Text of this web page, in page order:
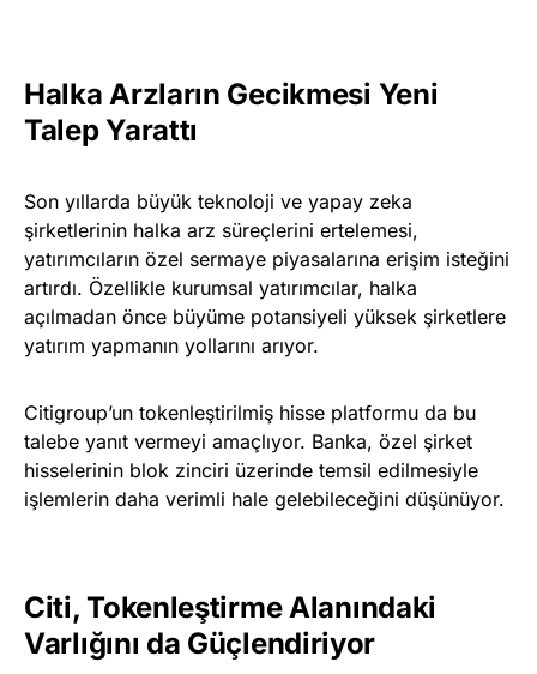
Halka Arzların Gecikmesi Yeni
Talep Yarattı
Son yıllarda büyük teknoloji ve yapay zeka
şirketlerinin halka arz süreçlerini ertelemesi,
yatırımcıların özel sermaye piyasalarına erişim isteğini
artırdı. Özellikle kurumsal yatırımcılar, halka
açılmadan önce büyüme potansiyeli yüksek şirketlere
yatırım yapmanın yollarını arıyor.
Citigroup’un tokenleştirilmiş hisse platformu da bu
talebe yanıt vermeyi amaçlıyor. Banka, özel şirket
hisselerinin blok zinciri üzerinde temsil edilmesiyle
işlemlerin daha verimli hale gelebileceğini düşünüyor.
Citi, Tokenleştirme Alanındaki
Varlığını da Güçlendiriyor